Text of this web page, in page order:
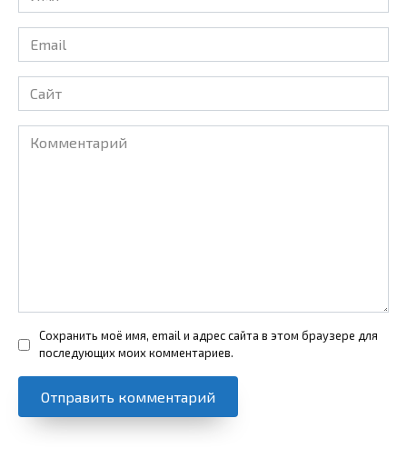
*
Email
*
Сайт
Комментарий
Сохранить моё имя, email и адрес сайта в этом браузере для
последующих моих комментариев.